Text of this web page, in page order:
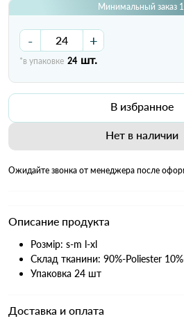
Минимальный заказ
- +
*в упаковке 24 шт.
В избранное
Нет в наличии
Ожидайте звонка от менеджера после
Описание продукта
Розмір: s-m l-xl
Склад тканини: 90%-Poliester
Упаковка 24 шт
Доставка и оплата